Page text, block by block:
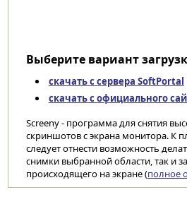
Выберите вариант
скачать с сервера SoftPortal
скачать с официального
Screeny - программа для снятия
скриншотов с экрана монитора. К
следует отнести возможность
снимки выбранной области, так и
происходящего на экране (полное